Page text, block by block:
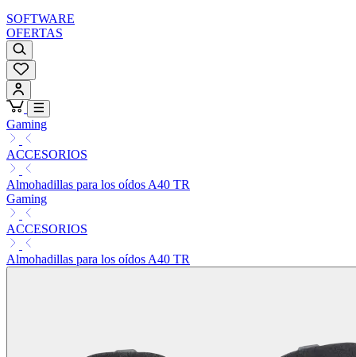
SOFTWARE
OFERTAS
Gaming
ACCESORIOS
Almohadillas para los oídos A40 TR
Gaming
ACCESORIOS
Almohadillas para los oídos A40 TR